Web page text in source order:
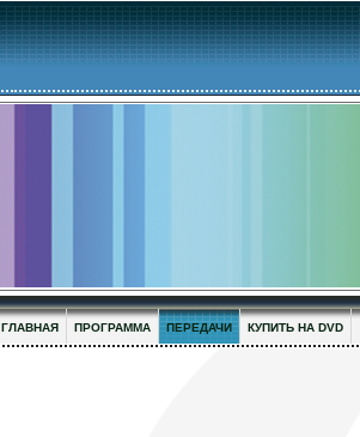
ГЛАВНАЯ ПРОГРАММА ПЕРЕДАЧИ КУПИТЬ НА DVD